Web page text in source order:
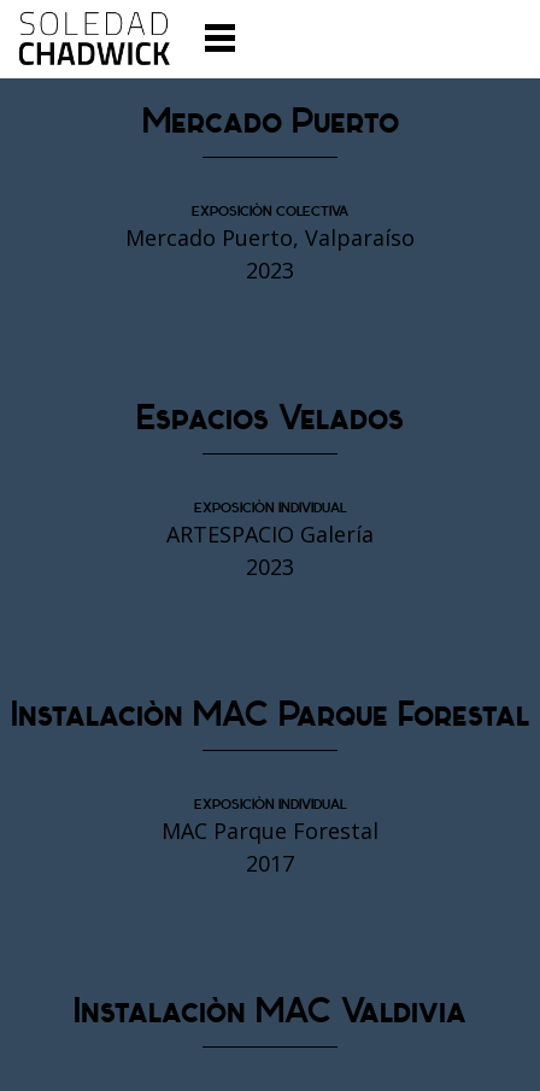
Mercado Puerto
EXPOSICIÓN COLECTIVA
Mercado Puerto, Valparaíso
2023
Espacios Velados
EXPOSICIÓN INDIVIDUAL
ARTESPACIO Galería
2023
Instalación MAC Parque Forestal
EXPOSICIÓN INDIVIDUAL
MAC Parque Forestal
2017
Instalación MAC Valdivia